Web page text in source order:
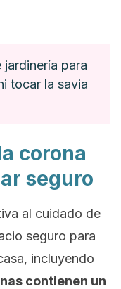
para
tocar la savia
corona
seguro
al cuidado de
seguro para
incluyendo
contienen un